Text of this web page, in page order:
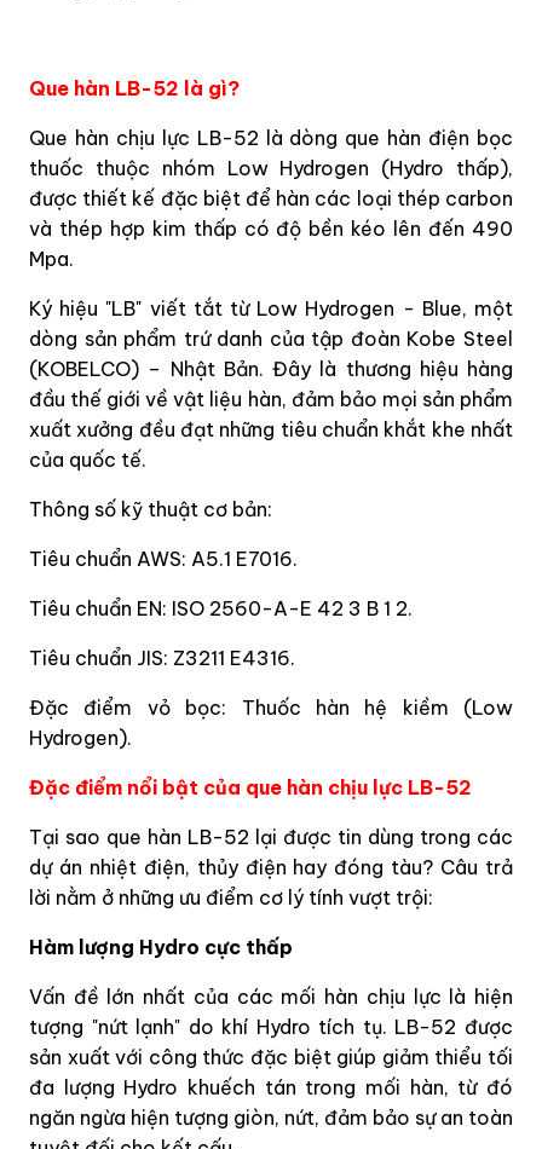
Que hàn LB-52 là gì?
Que hàn chịu lực LB-52 là dòng que hàn điện bọc
thuốc thuộc nhóm Low Hydrogen (Hydro thấp),
được thiết kế đặc biệt để hàn các loại thép carbon
và thép hợp kim thấp có độ bền kéo lên đến 490
Mpa.
Ký hiệu "LB" viết tắt từ Low Hydrogen - Blue, một
dòng sản phẩm trứ danh của tập đoàn Kobe Steel
(KOBELCO) – Nhật Bản. Đây là thương hiệu hàng
đầu thế giới về vật liệu hàn, đảm bảo mọi sản phẩm
xuất xưởng đều đạt những tiêu chuẩn khắt khe nhất
của quốc tế.
Thông số kỹ thuật cơ bản:
Tiêu chuẩn AWS: A5.1 E7016.
Tiêu chuẩn EN: ISO 2560-A-E 42 3 B 1 2.
Tiêu chuẩn JIS: Z3211 E4316.
Đặc điểm vỏ bọc: Thuốc hàn hệ kiềm (Low
Hydrogen).
Đặc điểm nổi bật của que hàn chịu lực LB-52
Tại sao que hàn LB-52 lại được tin dùng trong các
dự án nhiệt điện, thủy điện hay đóng tàu? Câu trả
lời nằm ở những ưu điểm cơ lý tính vượt trội:
Hàm lượng Hydro cực thấp
Vấn đề lớn nhất của các mối hàn chịu lực là hiện
tượng "nứt lạnh" do khí Hydro tích tụ. LB-52 được
sản xuất với công thức đặc biệt giúp giảm thiểu tối
đa lượng Hydro khuếch tán trong mối hàn, từ đó
ngăn ngừa hiện tượng giòn, nứt, đảm bảo sự an toàn